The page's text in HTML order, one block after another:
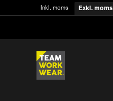
Inkl. moms Exkl. moms